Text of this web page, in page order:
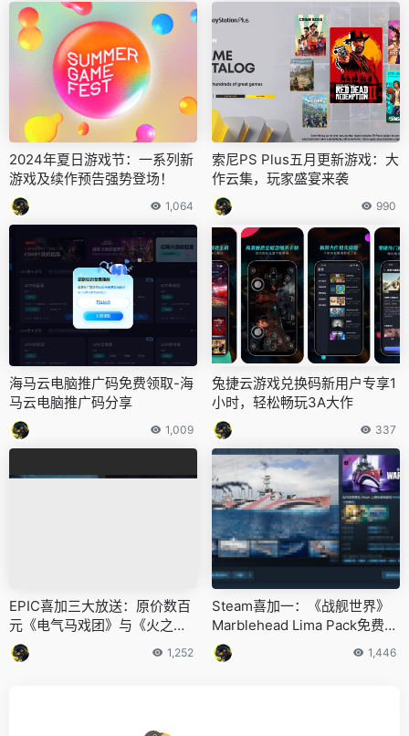
2024年夏日游戏节：一系列新
游戏及续作预告强势登场！
1,064
索尼PS Plus五月更新游戏：大
作云集，玩家盛宴来袭
990
海马云电脑推广码免费领取-海
马云电脑推广码分享
1,009
兔捷云游戏兑换码新用户专享1
小时，轻松畅玩3A大作
337
EPIC喜加三大放送：原价数百
元《电气马戏团》与《火之
石》免费领！
1,252
Steam喜加一：《战舰世界》
Marblehead Lima Pack免费领
取中！
1,446